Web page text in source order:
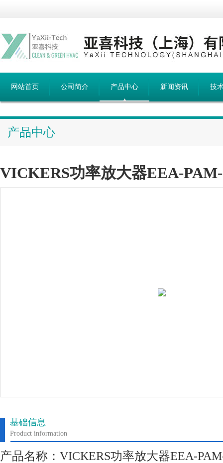
网站首页 公司简介 产品中心 新闻资讯 技
产品中心
VICKERS功率放大器EEA-
基础信息
Product information
产品名称：VICKERS功率放大器EEA-